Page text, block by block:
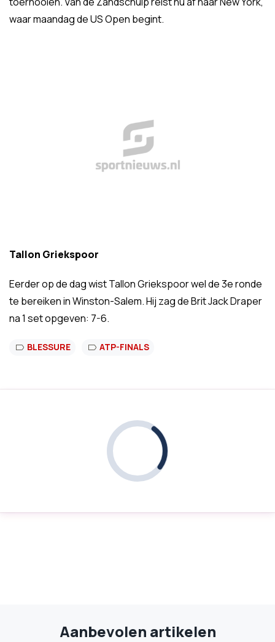
waar maandag de US Open begint.
Tallon Griekspoor
Eerder op de dag wist Tallon Griekspoor wel de 3e ronde
te bereiken in Winston-Salem. Hij zag de Brit Jack Draper
na 1 set opgeven: 7-6.
BLESSURE ATP-FINALS
Aanbevolen artikelen